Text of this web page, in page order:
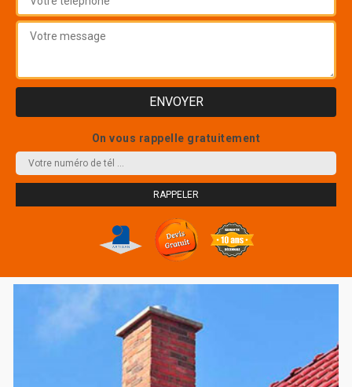
On vous rappelle gratuitement